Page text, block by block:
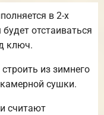
в 2-х
отстаиваться
ключ.
из зимнего
сушки.
считают